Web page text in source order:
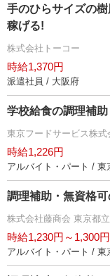
手のひらサイズの
稼げる!
株式会社トーコー
時給1,370円
派遣社員 / 大阪府
学校給食の調理補
東京フードサービス株
時給1,226円
アルバイト・パート / 東
調理補助・無資格
株式会社藤商会 東京都
時給1,230円～1,300円
アルバイト・パート / 東